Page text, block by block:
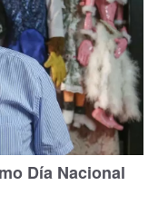
Día Nacional